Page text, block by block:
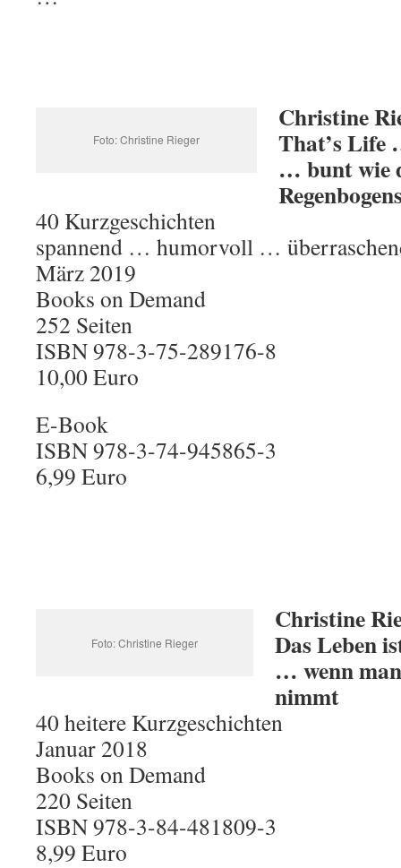
Foto: Christine Rieger
Christine
That’s
… bunt wie
40 Kurzgeschichten
spannend … humorvoll …
März 2019
Books on Demand
252 Seiten
ISBN 978-3-75-289176-8
10,00 Euro
E-Book
ISBN 978-3-74-945865-3
6,99 Euro
Foto: Christine Rieger
Christine
Das Leben
… wenn
nimmt
40 heitere Kurzgeschichten
Januar 2018
Books on Demand
220 Seiten
ISBN 978-3-84-481809-3
8,99 Euro